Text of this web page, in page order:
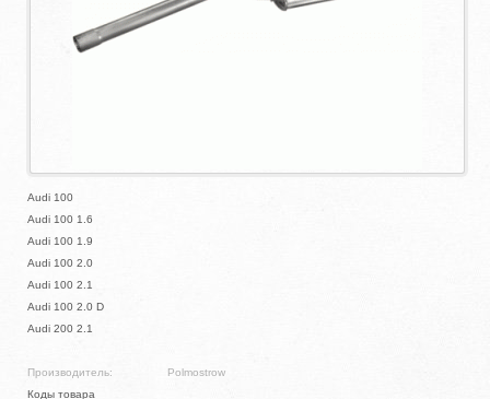
Audi 100
Audi 100 1.6
Audi 100 1.9
Audi 100 2.0
Audi 100 2.1
Audi 100 2.0 D
Audi 200 2.1
Производитель:
Polmostrow
Коды товара